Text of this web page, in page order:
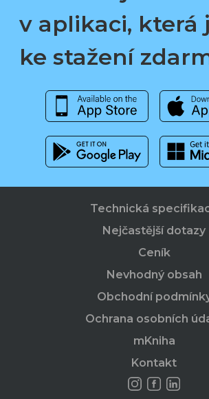
v aplikaci, která
ke stažení
Technická
Nejčastější dotazy
Ceník
Nevhodný obsah
Obchodní
Ochrana osobních
mKniha
Kontakt